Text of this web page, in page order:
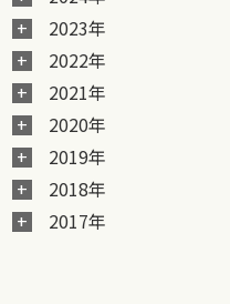
2023年
2022年
2021年
2020年
2019年
2018年
2017年